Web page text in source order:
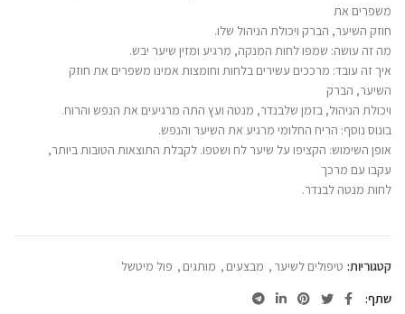
משפרים את
חוזק השיער, הברק ויכולת הניהול שלו.
מה זה עושה: שמפו לחות המנקה, מרגיע ומזין שיער יבש.
איך זה עובד: מרככים עשירים בלחות וחומצות אמינו משפרים את חוזק
השיער, הברק
ויכולת הניהול, בזמן שלבנדר, מנטה ועץ התה מרגיעים את הנפש והרוח.
בונוס נוסף: הריח החלומי מרגיע את השיער והנפש.
אופן השימוש: הקציפו על שיער לח ושטפו. לקבלת התוצאות הטובות ביותר,
עקבו עם מרכך
לחות מנטה לבנדר.
קטגוריות: טיפולים לשיער , מבצעים , מותגים , פול מיטשל
שתף